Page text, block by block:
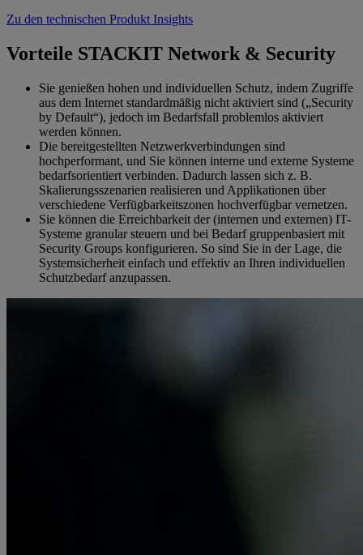
Zu den technischen Produkt Insights
Vorteile STACKIT Network & Security
Sie genießen hohen und individuellen Schutz, indem Zugriffe
aus dem Internet standardmäßig nicht aktiviert sind („Security
by Default“), jedoch im Bedarfsfall problemlos aktiviert
werden können.
Die bereitgestellten Netzwerkverbindungen sind
hochperformant, und Sie können interne und externe Systeme
bedarfsorientiert verbinden. Dadurch lassen sich z. B.
Skalierungsszenarien realisieren und Applikationen über
verschiedene Verfügbarkeitszonen hochverfügbar vernetzen.
Sie können die Erreichbarkeit der (internen und externen) IT-
Systeme granular steuern und bei Bedarf gruppenbasiert mit
Security Groups konfigurieren. So sind Sie in der Lage, die
Systemsicherheit einfach und effektiv an Ihren individuellen
Schutzbedarf anzupassen.